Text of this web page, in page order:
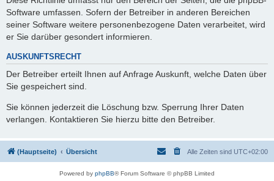
Software umfassen. Sofern der Betreiber in anderen Bereichen
seiner Software weitere personenbezogene Daten verarbeitet, wird
er Sie darüber gesondert informieren.
AUSKUNFTSRECHT
Der Betreiber erteilt Ihnen auf Anfrage Auskunft, welche Daten über
Sie gespeichert sind.
Sie können jederzeit die Löschung bzw. Sperrung Ihrer Daten
verlangen. Kontaktieren Sie hierzu bitte den Betreiber.
(Hauptseite) Übersicht Alle Zeiten sind UTC+02:00
Powered by phpBB® Forum Software © phpBB Limited